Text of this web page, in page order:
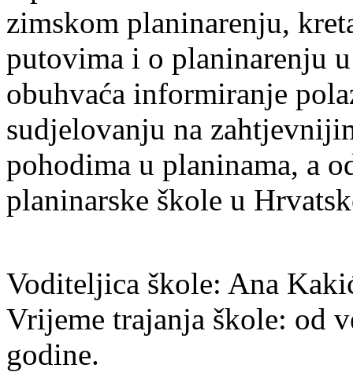
zimskom planinarenju,
putovima i o planinarenju
obuhvaća informiranje
sudjelovanju na
pohodima u planinama, a
planinarske škole u
Voditeljica škole: Ana
Vrijeme trajanja škole: od
godine.